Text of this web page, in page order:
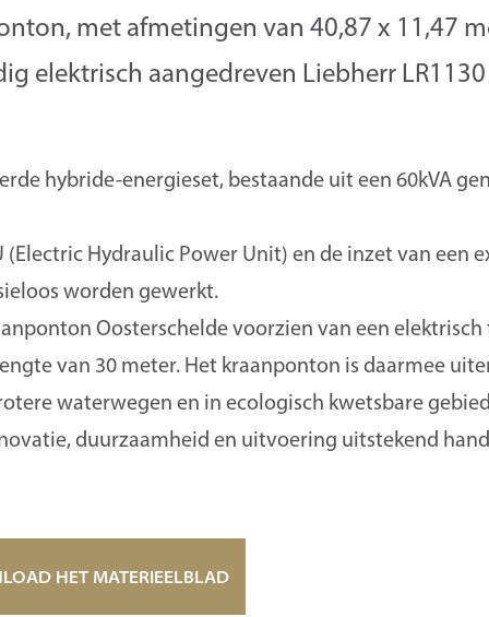
met afmetingen van 40,87 x 11,47
elektrisch aangedreven Liebherr
hybride-energieset, bestaande uit een 60kVA
(Electric Hydraulic Power Unit) en de inzet van een
worden gewerkt.
Oosterschelde voorzien van een
van 30 meter. Het kraanponton is daarmee
waterwegen en in ecologisch kwetsbare
duurzaamheid en uitvoering uitstekend
HET MATERIEELBLAD